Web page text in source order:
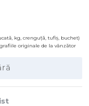
kg, crenguță, tufiș, buchet)
originale de la vânzător